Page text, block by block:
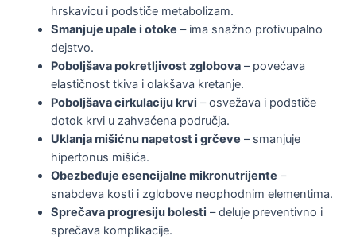
hrskavicu i podstiče metabolizam.
Smanjuje upale i otoke – ima snažno protivupalno
dejstvo.
Poboljšava pokretljivost zglobova– povećava
elastičnost tkiva i olakšava kretanje.
Poboljšava cirkulaciju krvi – osvežava i podstiče
dotok krvi u zahvaćena područja.
Uklanja mišićnu napetost i grčeve – smanjuje
hipertonus mišića.
Obezbeđuje esencijalne mikronutrijente –
snabdeva kosti i zglobove neophodnim elementima.
Sprečava progresiju bolesti – deluje preventivno i
sprečava komplikacije.